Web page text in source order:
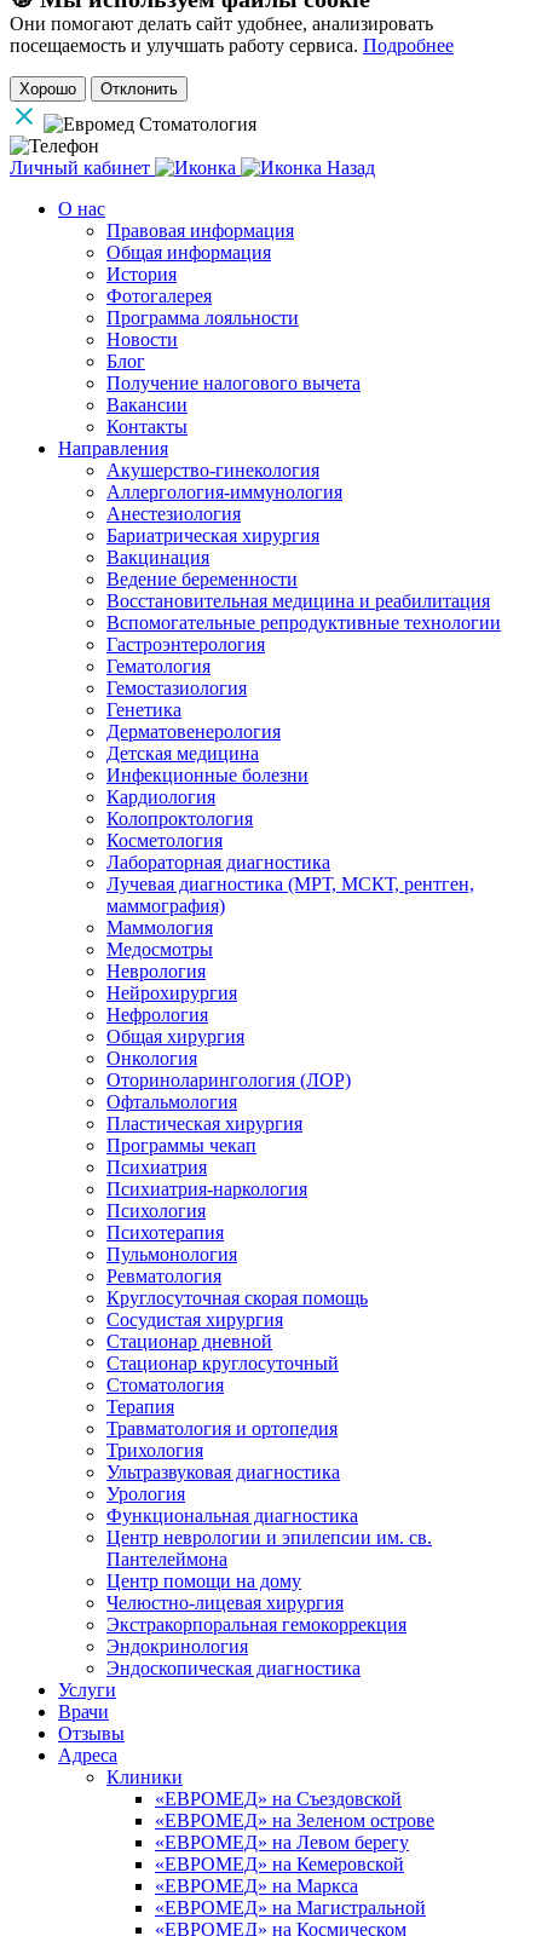
Они помогают делать сайт удобнее, анализировать
посещаемость и улучшать работу сервиса. Подробнее
Хорошо Отклонить
Личный кабинет
Назад
О нас
Правовая информация
Общая информация
История
Фотогалерея
Программа лояльности
Новости
Блог
Получение налогового вычета
Вакансии
Контакты
Направления
Акушерство-гинекология
Аллергология-иммунология
Анестезиология
Бариатрическая хирургия
Вакцинация
Ведение беременности
Восстановительная медицина и реабилитация
Вспомогательные репродуктивные технологии
Гастроэнтерология
Гематология
Гемостазиология
Генетика
Дерматовенерология
Детская медицина
Инфекционные болезни
Кардиология
Колопроктология
Косметология
Лабораторная диагностика
Лучевая диагностика (МРТ, МСКТ, рентген,
маммография)
Маммология
Медосмотры
Неврология
Нейрохирургия
Нефрология
Общая хирургия
Онкология
Оториноларингология (ЛОР)
Офтальмология
Пластическая хирургия
Программы чекап
Психиатрия
Психиатрия-наркология
Психология
Психотерапия
Пульмонология
Ревматология
Круглосуточная скорая помощь
Сосудистая хирургия
Стационар дневной
Стационар круглосуточный
Стоматология
Терапия
Травматология и ортопедия
Трихология
Ультразвуковая диагностика
Урология
Функциональная диагностика
Центр неврологии и эпилепсии им. св.
Пантелеймона
Центр помощи на дому
Челюстно-лицевая хирургия
Экстракорпоральная гемокоррекция
Эндокринология
Эндоскопическая диагностика
Услуги
Врачи
Отзывы
Адреса
Клиники
«ЕВРОМЕД» на Съездовской
«ЕВРОМЕД» на Зеленом острове
«ЕВРОМЕД» на Левом берегу
«ЕВРОМЕД» на Кемеровской
«ЕВРОМЕД» на Маркса
«ЕВРОМЕД» на Магистральной
«ЕВРОМЕД» на Космическом